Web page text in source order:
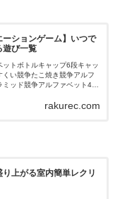
ーションゲーム】いつで
遊び一覧
ットボトルキャップ6段キャッ
い競争たこ焼き競争アルフ
ッド競争アルファベット4段
rakurec.com
り上がる室内簡単レクリ